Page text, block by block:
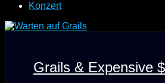
Konzert
Grails & Expensive